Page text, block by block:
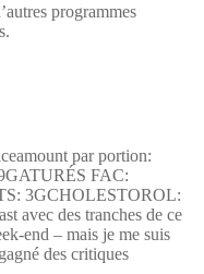
programmes
par portion:
FAC:
3GCHOLESTOROL:
avec des tranches de ce
end – mais je me suis
des critiques